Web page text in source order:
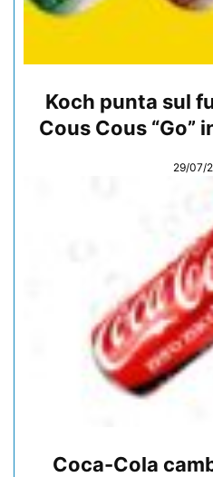
Koch punta sul
Cous Cous “Go”
29/07/
Coca-Cola